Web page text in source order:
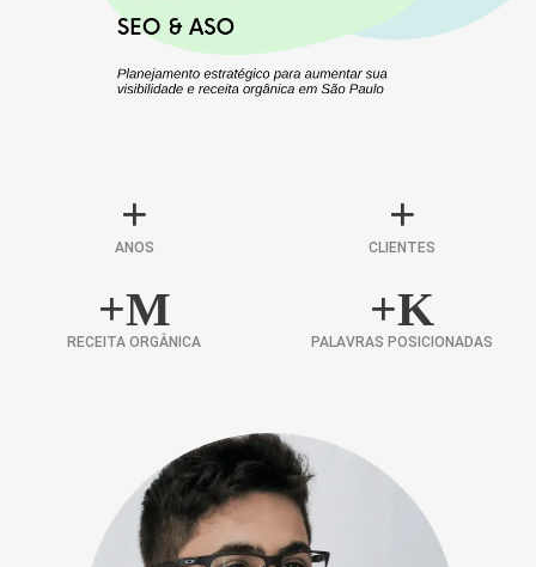
+
ANOS
+
CLIENTES
+M
RECEITA ORGÂNICA
+K
PALAVRAS POSICIONADAS